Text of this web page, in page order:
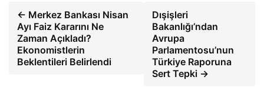
← Merkez Bankası Nisan
Ayı Faiz Kararını Ne
Zaman Açıkladı?
Ekonomistlerin
Beklentileri Belirlendi
Dışişleri
Bakanlığı’ndan
Avrupa
Parlamentosu’nun
Türkiye Raporuna
Sert Tepki →